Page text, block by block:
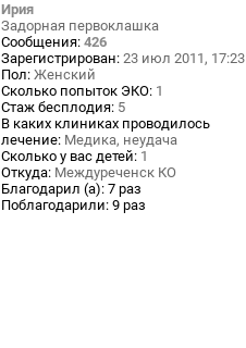
Ирия
Задорная первоклашка
Сообщения: 426
Зарегистрирован: 23 июл 2011, 17:23
Пол: Женский
Сколько попыток ЭКО: 1
Стаж бесплодия: 5
В каких клиниках проводилось
лечение: Медика, неудача
Сколько у вас детей: 1
Откуда: Междуреченск КО
Благодарил (а): 7 раз
Поблагодарили: 9 раз